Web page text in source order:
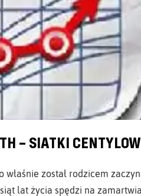
– SIATKI
właśnie został rodzicem
lat życia spędzi na